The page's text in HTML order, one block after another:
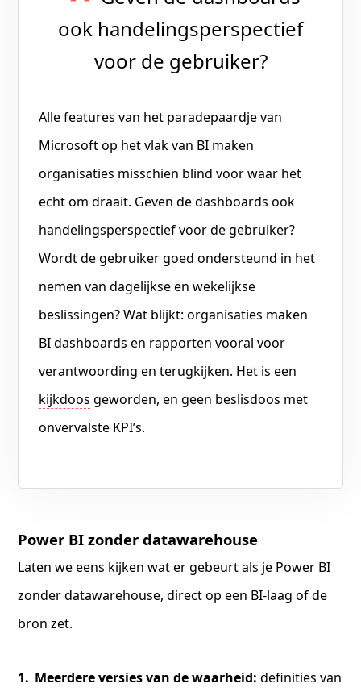
ook handelingsperspectief
voor de gebruiker?
Alle features van het paradepaardje van
Microsoft op het vlak van BI maken
organisaties misschien blind voor waar het
echt om draait. Geven de dashboards ook
handelingsperspectief voor de gebruiker?
Wordt de gebruiker goed ondersteund in het
nemen van dagelijkse en wekelijkse
beslissingen? Wat blijkt: organisaties maken
BI dashboards en rapporten vooral voor
verantwoording en terugkijken. Het is een
kijkdoos geworden, en geen beslisdoos met
onvervalste KPI’s.
Power BI zonder datawarehouse
Laten we eens kijken wat er gebeurt als je Power BI
zonder datawarehouse, direct op een BI-laag of de
bron zet.
Meerdere versies van de waarheid:definities van